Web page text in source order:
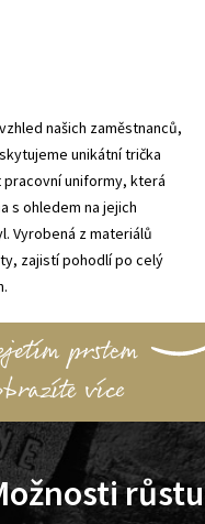
našich zaměstnanců,
unikátní trička
pracovní uniformy, která
s ohledem na jejich
Vyrobená z materiálů
zajistí pohodlí po celý
růstu